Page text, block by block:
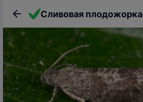
Сливовая плодожорка